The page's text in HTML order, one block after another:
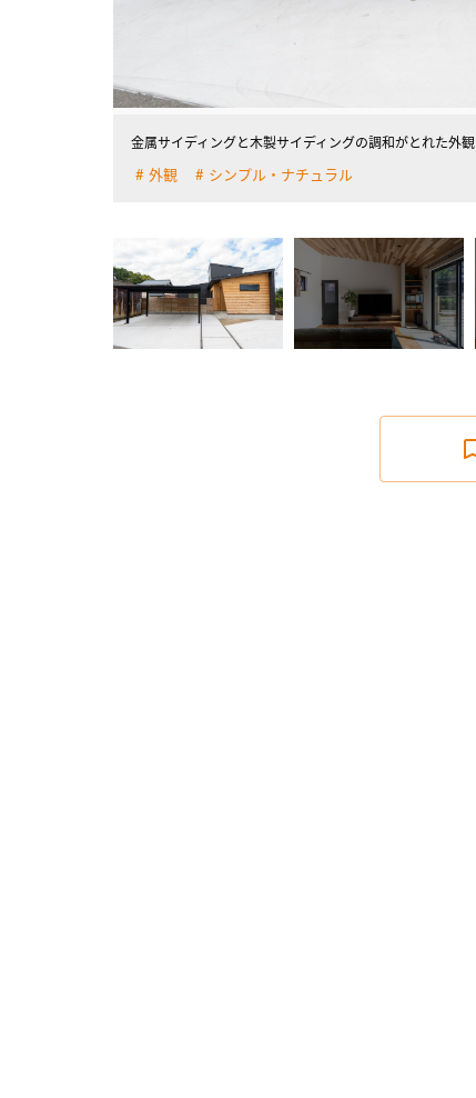
金属サイディングと木製サイディングの調和がとれた外観
外観 シンプル・ナチュラル